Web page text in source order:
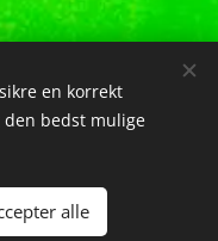
en korrekt
bedst mulige
alle